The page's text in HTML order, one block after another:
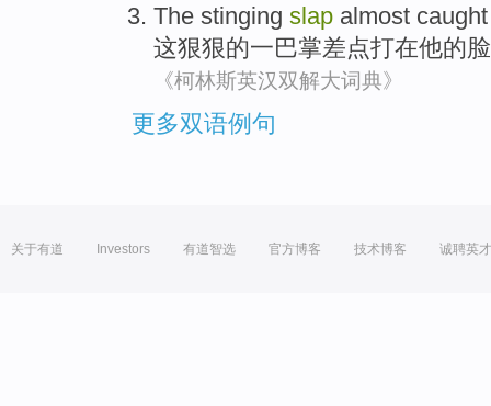
The stinging slap almost caught
这狠狠的一巴掌差点打在他的
《柯林斯英汉双解大词典》
更多双语例句
关于有道 Investors 有道智选 官方博客 技术博客 诚聘英才